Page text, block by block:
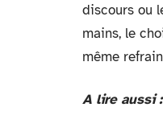
discours ou
mains, le
même
A lire aussi :